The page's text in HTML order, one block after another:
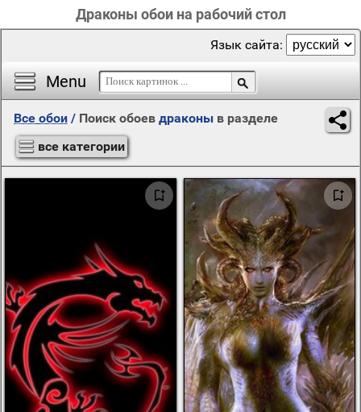
Драконы обои на рабочий стол
Menu
Язык сайта:
Все обои / Поиск обоев драконы в разделе
все категории